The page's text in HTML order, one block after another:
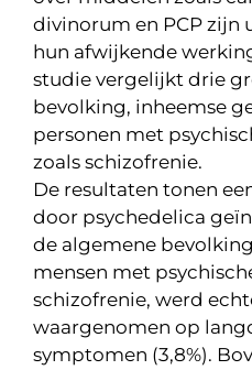
divinorum en PCP zijn
hun afwijkende
studie vergelijkt drie
bevolking, inheemse
personen met
zoals schizofrenie.
De resultaten tonen
door psychedelica
de algemene
mensen met
schizofrenie, werd
waargenomen op
symptomen (3,8%).